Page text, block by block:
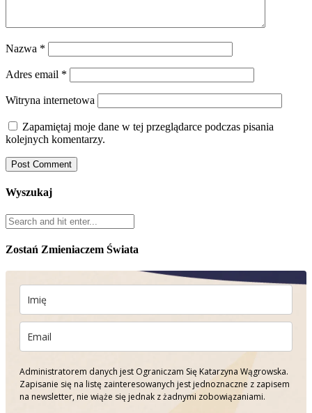
Nazwa *
Adres email *
Witryna internetowa
Zapamiętaj moje dane w tej przeglądarce podczas pisania
kolejnych komentarzy.
Wyszukaj
Zostań Zmieniaczem Świata
Administratorem danych jest Ograniczam Się Katarzyna Wągrowska.
Zapisanie się na listę zainteresowanych jest jednoznaczne z zapisem
na newsletter, nie wiąże się jednak z żadnymi zobowiązaniami.